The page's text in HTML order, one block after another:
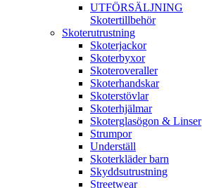
UTFÖRSÄLJNING
Skotertillbehör
Skoterutrustning
Skoterjackor
Skoterbyxor
Skoteroveraller
Skoterhandskar
Skoterstövlar
Skoterhjälmar
Skoterglasögon & Linser
Strumpor
Underställ
Skoterkläder barn
Skyddsutrustning
Streetwear